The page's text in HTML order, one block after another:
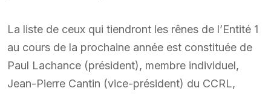
La liste de ceux qui tiendront les rênes de l’Entité 1
au cours de la prochaine année est constituée de
Paul Lachance (président), membre individuel,
Jean-Pierre Cantin (vice-président) du CCRL,